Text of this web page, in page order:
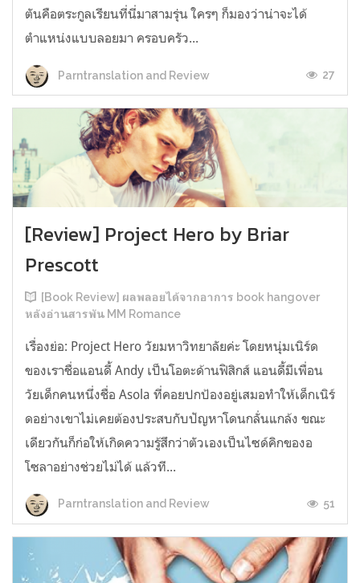
ตันคือตระกูลเรียนที่นี่มาสามรุ่น ใครๆ ก็มองว่าน่าจะได้
ตำแหน่งแบบลอยมา ครอบครัว...
Parntranslation and Review 27
[Review] Project Hero by Briar
Prescott
[Book Review] ผลพลอยได้จากอาการ book hangover
หลังอ่านสารพัน MM Romance
เรื่องย่อ: Project Hero วัยมหาวิทยาลัยค่ะ โดยหนุ่มเนิร์ด
ของเราชื่อแอนดี้ Andy เป็นโอตะด้านฟิสิกส์ แอนดี้มีเพื่อน
วัยเด็กคนหนึ่งชื่อ Asola ที่คอยปกป้องอยู่เสมอทำให้เด็กเนิร์
ดอย่างเขาไม่เคยต้องประสบกับปัญหาโดนกลั่นแกล้ง ขณะ
เดียวกันก็ก่อให้เกิดความรู้สึกว่าตัวเองเป็นไซด์คิกของอ
โซลาอย่างช่วยไม่ได้ แล้วที...
Parntranslation and Review 51